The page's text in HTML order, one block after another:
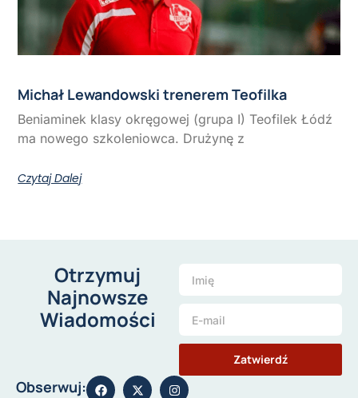
Michał Lewandowski trenerem Teofilka
Beniaminek klasy okręgowej (grupa I) Teofilek Łódź
ma nowego szkoleniowca. Drużynę z
Czytaj Dalej
Otrzymuj
Najnowsze
Wiadomości
Zatwierdź
Obserwuj: